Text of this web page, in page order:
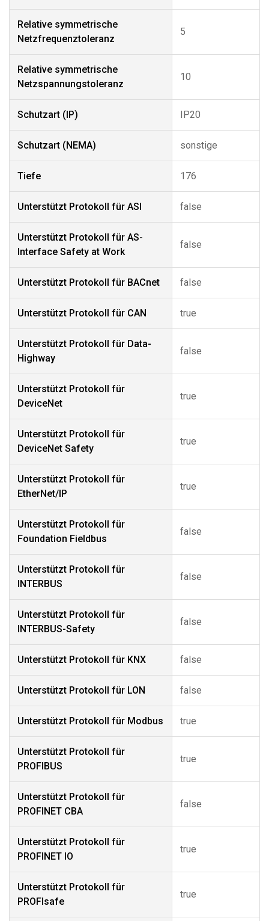
Relative symmetrische
Netzfrequenztoleranz
5
Relative symmetrische
Netzspannungstoleranz
10
Schutzart (IP) IP20
Schutzart (NEMA) sonstige
Tiefe 176
Unterstützt Protokoll für ASI false
Unterstützt Protokoll für AS-
Interface Safety at Work
false
Unterstützt Protokoll für BACnet false
Unterstützt Protokoll für CAN true
Unterstützt Protokoll für Data-
Highway
false
Unterstützt Protokoll für
DeviceNet
true
Unterstützt Protokoll für
DeviceNet Safety
true
Unterstützt Protokoll für
EtherNet/IP
true
Unterstützt Protokoll für
Foundation Fieldbus
false
Unterstützt Protokoll für
INTERBUS
false
Unterstützt Protokoll für
INTERBUS-Safety
false
Unterstützt Protokoll für KNX false
Unterstützt Protokoll für LON false
Unterstützt Protokoll für Modbus true
Unterstützt Protokoll für
PROFIBUS
true
Unterstützt Protokoll für
PROFINET CBA
false
Unterstützt Protokoll für
PROFINET IO
true
Unterstützt Protokoll für
PROFIsafe
true